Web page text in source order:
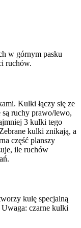
w górnym pasku
ruchów.
Kulki łączy się ze
ruchy prawo/lewo,
3 kulki tego
kulki znikają, a
część planszy
ile ruchów
kulę specjalną
czarne kulki